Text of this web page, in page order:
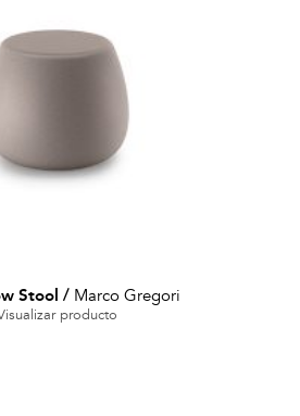
Stool / Marco Gregori
producto